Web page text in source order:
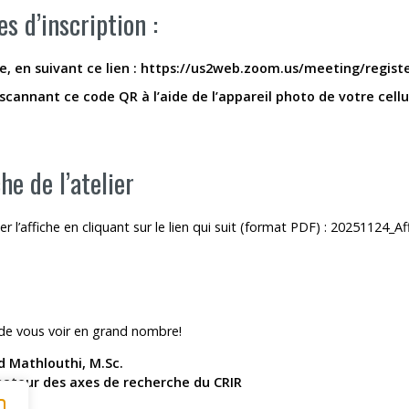
d’inscription :
en suivant ce lien : https://us2web.zoom.us/meeting/
ce code QR à l’aide de l’appareil photo de votre
de l’atelier
l’affiche en cliquant sur le lien qui suit (format PDF) :
vous voir en grand nombre!
Mathlouthi, M.Sc.
des axes de recherche du CRIR